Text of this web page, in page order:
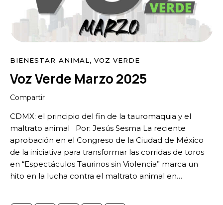
BIENESTAR ANIMAL, VOZ VERDE
Voz Verde Marzo 2025
Compartir
CDMX: el principio del fin de la tauromaquia y el
maltrato animal Por: Jesús Sesma La reciente
aprobación en el Congreso de la Ciudad de México
de la iniciativa para transformar las corridas de toros
en “Espectáculos Taurinos sin Violencia” marca un
hito en la lucha contra el maltrato animal en…